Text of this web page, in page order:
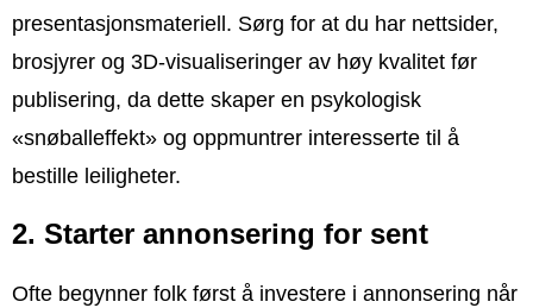
presentasjonsmateriell. Sørg for at du har nettsider,
brosjyrer og 3D-visualiseringer av høy kvalitet før
publisering, da dette skaper en psykologisk
«snøballeffekt» og oppmuntrer interesserte til å
bestille leiligheter.
2. Starter annonsering for sent
Ofte begynner folk først å investere i annonsering når